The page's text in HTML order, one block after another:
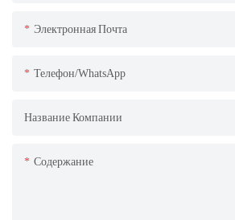
Электронная Почта
Телефон/WhatsApp
Название Компании
Содержание